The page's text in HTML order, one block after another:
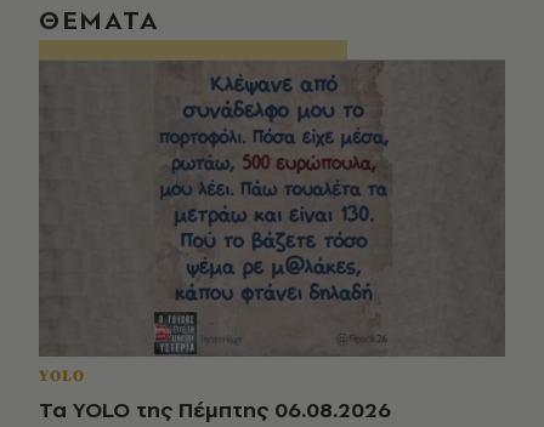
ΘΕΜΑΤΑ
YOLO
Τα YOLO της Πέμπτης 06.08.2026